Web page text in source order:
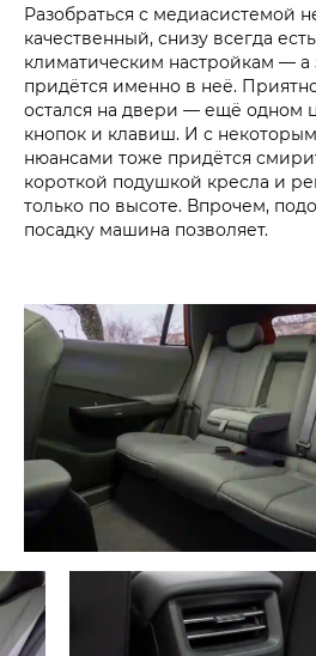
Разобраться с медиасистемой
качественный, снизу всегда
климатическим настройкам — а
придётся именно в неё.
остался на двери — ещё одном
кнопок и клавиш. И с
нюансами тоже придётся
короткой подушкой кресла и
только по высоте. Впрочем,
посадку машина позволяет.